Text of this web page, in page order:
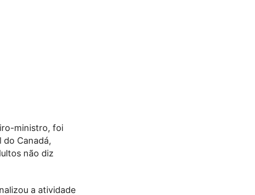
ministro, foi
do Canadá,
não diz
a atividade